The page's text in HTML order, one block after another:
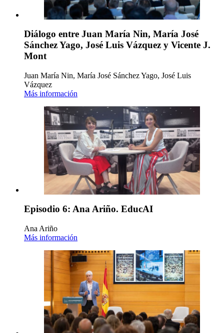
Diálogo entre Juan María Nin, María José
Sánchez Yago, José Luis Vázquez y Vicente J.
Mont
Juan María Nin, María José Sánchez Yago, José Luis
Vázquez
Más información
Episodio 6: Ana Ariño. EducAI
Ana Ariño
Más información